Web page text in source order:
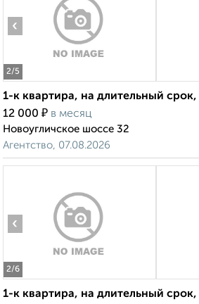
2/5
‹
1-к квартира, на длительный
12 000 ₽ в месяц
Новоугличское шоссе 32
Агентство, 07.08.2026
2/6
‹
1-к квартира, на длительный